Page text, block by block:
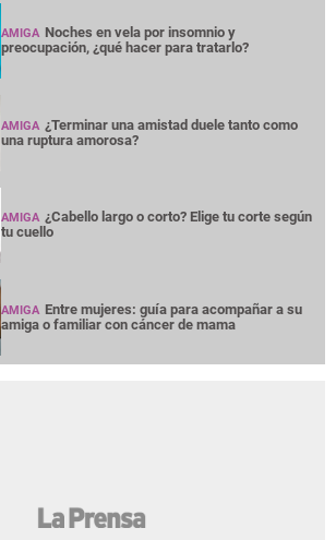
AMIGA Noches en vela por insomnio y
preocupación, ¿qué hacer para tratarlo?
AMIGA ¿Terminar una amistad duele tanto como
una ruptura amorosa?
AMIGA ¿Cabello largo o corto? Elige tu corte según
tu cuello
AMIGA Entre mujeres: guía para acompañar a su
amiga o familiar con cáncer de mama